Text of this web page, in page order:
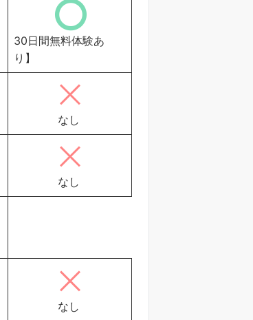
30日間無料体験あ
り】
なし
なし
なし